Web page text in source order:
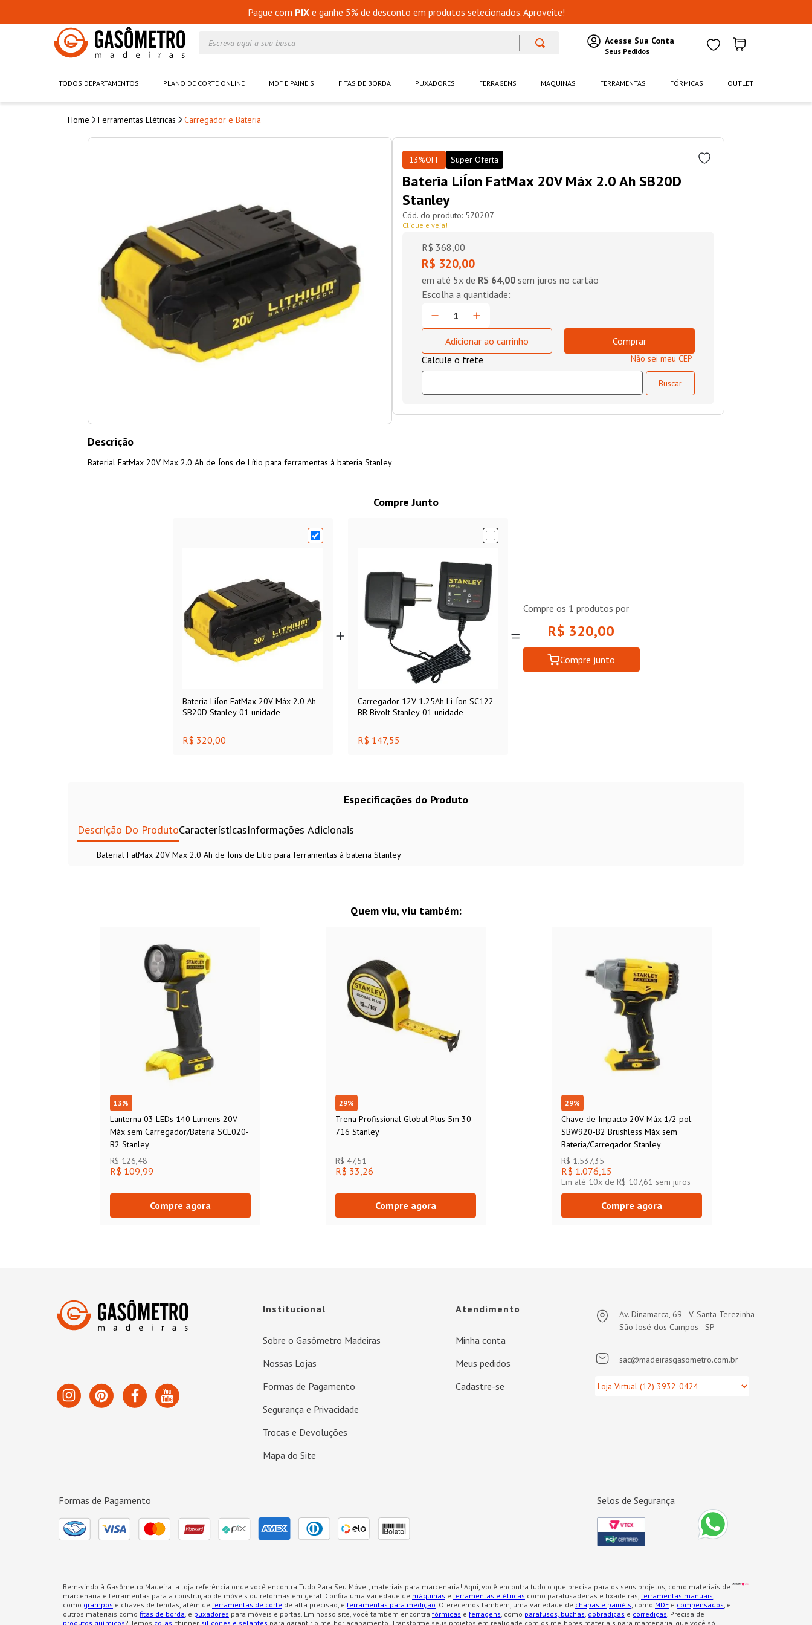
Pague com PIXe ganhe 5% de desconto em produtos selecionados. Aproveite!
TODOS DEPARTAMENTOS PLANO DE CORTE ONLINE MDF E PAINÉIS FITAS DE BORDA PUXADORES FERRAGENS MÁQUINAS FERRAMENTAS FÓRMICAS OUTLET
Ferramentas Elétricas Carregador e Bateria
Descrição
Baterial FatMax 20V Max 2.0 Ah de Íons de Lítio para ferramentas à bateria Stanley
13%OFF Super Oferta
Bateria LiÍon FatMax 20V Máx 2.0 Ah SB20D
Stanley
570207
Clique e veja!
R$ 368,00
R$ 320,00
em até 5x de R$ 64,00 sem juros no cartão
Adicionar ao carrinho Comprar
Não sei meu CEP
Compre Junto
Bateria LiÍon FatMax 20V Máx 2.0 Ah
SB20D Stanley 01 unidade
R$ 320,00
Carregador 12V 1.25Ah Li-Íon SC122-
BR Bivolt Stanley 01 unidade
R$ 147,55
Compre os 1 produtos por
R$ 320,00
Compre junto
Especificações do Produto
Descrição Do ProdutoCaracterísticasInformações Adicionais
Baterial FatMax 20V Max 2.0 Ah de Íons de Lítio para ferramentas à bateria Stanley
Quem viu, viu também:
13%
Lanterna 03 LEDs 140 Lumens 20V
Máx sem Carregador/Bateria SCL020-
B2 Stanley
R$ 126,48
R$ 109,99
Compre agora
29%
Trena Profissional Global Plus 5m 30-
716 Stanley
R$ 47,51
R$ 33,26
Compre agora
29%
Chave de Impacto 20V Máx 1/2 pol.
SBW920-B2 Brushless Máx sem
Bateria/Carregador Stanley
R$ 1.537,35
R$ 1.076,15
Em até 10x de R$ 107,61 sem juros
Compre agora
Institucional
Sobre o Gasômetro Madeiras
Nossas Lojas
Formas de Pagamento
Segurança e Privacidade
Trocas e Devoluções
Mapa do Site
Atendimento
Minha conta
Meus pedidos
Cadastre-se
Av. Dinamarca, 69 - V. Santa Terezinha
São José dos Campos - SP
sac@madeirasgasometro.com.br
Formas de Pagamento Selos de Segurança
Bem-vindo à Gasômetro Madeira: a loja referência onde você encontra Tudo Para Seu Móvel, materiais para marcenaria! Aqui, você encontra tudo o que precisa para os seus projetos, como materiais de
marcenaria e ferramentas para a construção de móveis ou reformas em geral. Confira uma variedade de máquinas e ferramentas elétricas como parafusadeiras e lixadeiras, ferramentas manuais,
como grampos e chaves de fendas, além de ferramentas de corte de alta precisão, e ferramentas para medição. Oferecemos também, uma variedade de chapas e painéis, como MDF e compensados, e
outros materiais como fitas de borda, e puxadores para móveis e portas. Em nosso site, você também encontra fórmicas e ferragens, como parafusos, buchas, dobradiças e corrediças. Precisa de
produtos químicos? Temos colas , thinner, silicones e selantes para garantir o melhor acabamento. Transforme seus projetos em realidade com os melhores materiais para marcenaria, que você só